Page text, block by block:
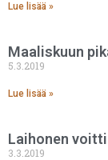
Lue lisää »
Maaliskuun
5.3.2019
Lue lisää »
Laihonen
3.3.2019